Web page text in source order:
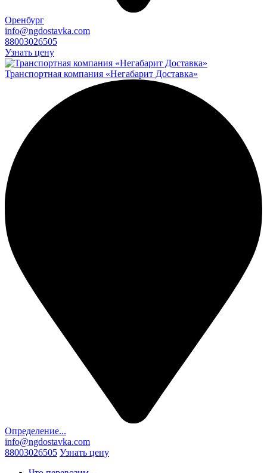
Оренбург
info@ngdostavka.com
88003026505
Узнать цену
Транспортная компания «Негабарит Доставка»
Определение...
info@ngdostavka.com
88003026505 Узнать цену